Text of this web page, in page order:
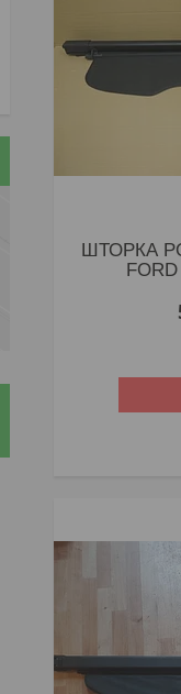
ШТОРКА